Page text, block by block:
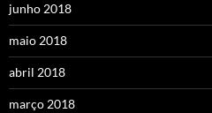
junho 2018
maio 2018
abril 2018
março 2018